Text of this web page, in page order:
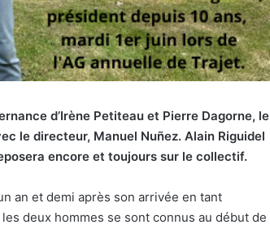
d’Irène Petiteau et Pierre Dagorne, le
le directeur, Manuel Nuñez. Alain Riguidel
encore et toujours sur le collectif.
an et demi après son arrivée en tant
deux hommes se sont connus au début de